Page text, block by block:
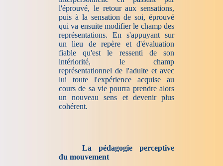
l'éprouvé, le retour aux sensations,
puis à la sensation de soi, éprouvé
qui va ensuite modifier le champ des
représentations. En s'appuyant sur
un lieu de repère et d'évaluation
fiable qu'est le ressenti de son
intériorité, le champ
représentationnel de l'adulte et avec
lui toute l'expérience acquise au
cours de sa vie pourra prendre alors
un nouveau sens et devenir plus
cohérent.
La pédagogie perceptive
du mouvement